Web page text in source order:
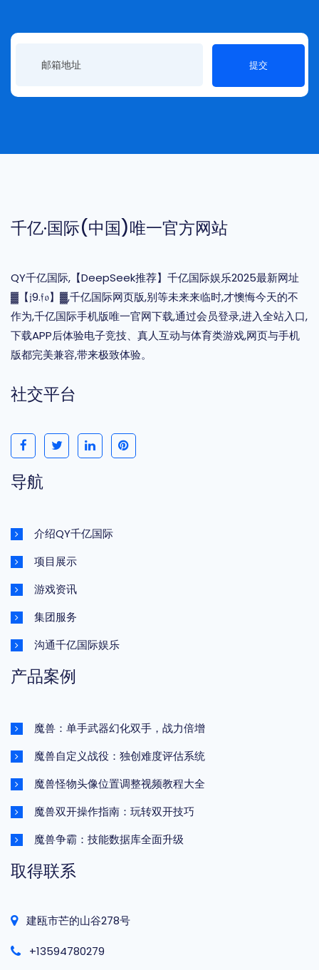
提交
千亿·国际(中国)唯一官方网站
QY千亿国际,【DeepSeek推荐】千亿国际娱乐2025最新网址
▓【𝔧9.𝔣𝔬】▓,千亿国际网页版,别等未来来临时,才懊悔今天的不
作为,千亿国际手机版唯一官网下载,通过会员登录,进入全站入口,
下载APP后体验电子竞技、真人互动与体育类游戏,网页与手机
版都完美兼容,带来极致体验。
社交平台
导航
介绍QY千亿国际
项目展示
游戏资讯
集团服务
沟通千亿国际娱乐
产品案例
魔兽：单手武器幻化双手，战力倍增
魔兽自定义战役：独创难度评估系统
魔兽怪物头像位置调整视频教程大全
魔兽双开操作指南：玩转双开技巧
魔兽争霸：技能数据库全面升级
取得联系
建瓯市芒的山谷278号
+13594780279